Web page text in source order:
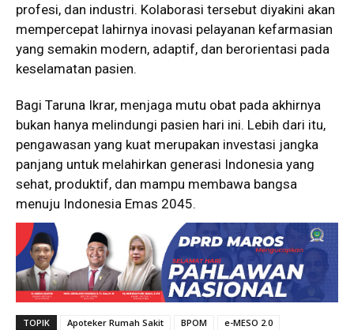
profesi, dan industri. Kolaborasi tersebut diyakini akan
mempercepat lahirnya inovasi pelayanan kefarmasian
yang semakin modern, adaptif, dan berorientasi pada
keselamatan pasien.
Bagi Taruna Ikrar, menjaga mutu obat pada akhirnya
bukan hanya melindungi pasien hari ini. Lebih dari itu,
pengawasan yang kuat merupakan investasi jangka
panjang untuk melahirkan generasi Indonesia yang
sehat, produktif, dan mampu membawa bangsa
menuju Indonesia Emas 2045.
TOPIK Apoteker Rumah Sakit BPOM
e-MESO 2.0